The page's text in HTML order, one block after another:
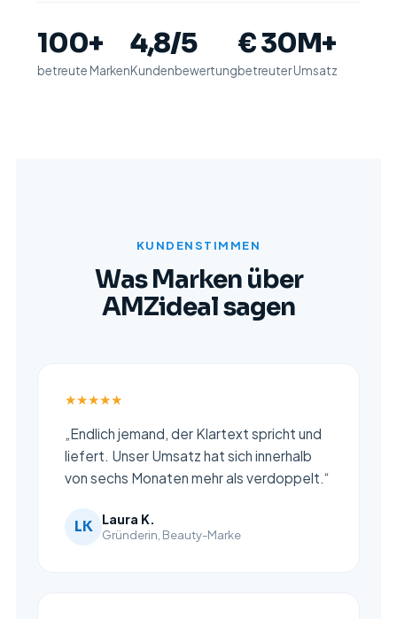
100+
betreute Marken
4,8/5
Kundenbewertung
€ 30M+
betreuter Umsatz
KUNDENSTIMMEN
Was Marken über
AMZideal sagen
★★★★★
„Endlich jemand, der Klartext spricht und
liefert. Unser Umsatz hat sich innerhalb
von sechs Monaten mehr als verdoppelt.“
LK Laura K.
Gründerin, Beauty-Marke